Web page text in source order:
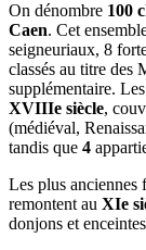
On dénombre 100
Caen. Cet
seigneuriaux, 8
classés au titre des
supplémentaire.
XVIIIe siècle,
(médiéval,
tandis que 4
Les plus anciennes
remontent au XIe
donjons et